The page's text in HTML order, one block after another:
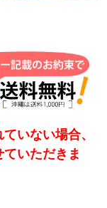
いない場合、
いただきま